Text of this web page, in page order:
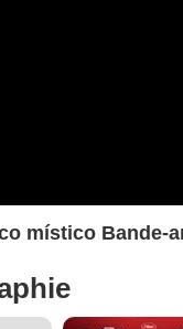
místico Bande-